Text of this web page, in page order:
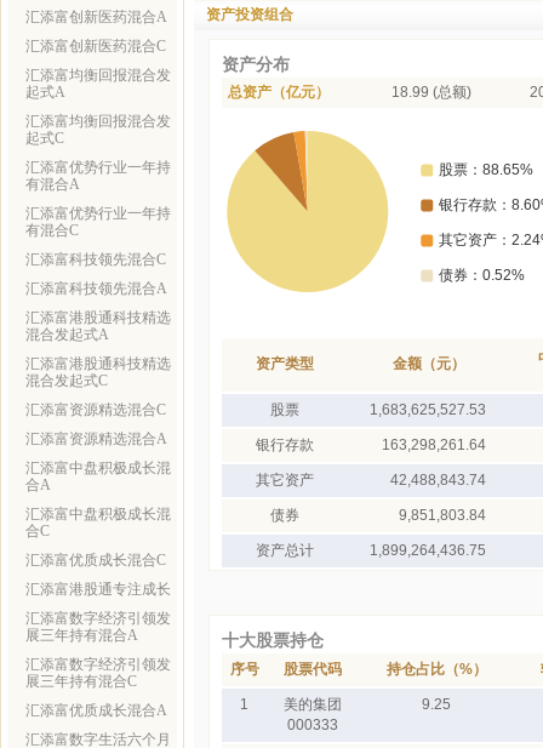
汇添富创新医药混合A
汇添富创新医药混合C
汇添富均衡回报混合发
起式A
汇添富均衡回报混合发
起式C
汇添富优势行业一年持
有混合A
汇添富优势行业一年持
有混合C
汇添富科技领先混合C
汇添富科技领先混合A
汇添富港股通科技精选
混合发起式A
汇添富港股通科技精选
混合发起式C
汇添富资源精选混合C
汇添富资源精选混合A
汇添富中盘积极成长混
合A
汇添富中盘积极成长混
合C
汇添富优质成长混合C
汇添富港股通专注成长
汇添富数字经济引领发
展三年持有混合A
汇添富数字经济引领发
展三年持有混合C
汇添富优质成长混合A
汇添富数字生活六个月
资产投资组合
资产分布
总资产（亿元） 18.99 (总额)
资产类型 金额（元）
股票 1,683,625,527.53
银行存款 163,298,261.64
其它资产 42,488,843.74
债券 9,851,803.84
资产总计 1,899,264,436.75
十大股票持仓
序号 股票代码 持仓占比（%）
1
美的集团
000333
9.25